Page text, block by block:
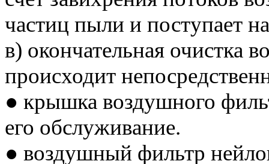
частиц пыли и поступает
в) окончательная очистка
происходит
● крышка воздушного
его обслуживание.
● воздушный фильтр